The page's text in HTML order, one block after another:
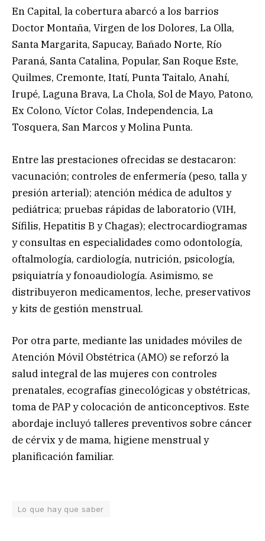
En Capital, la cobertura abarcó a los barrios
Doctor Montaña, Virgen de los Dolores, La Olla,
Santa Margarita, Sapucay, Bañado Norte, Río
Paraná, Santa Catalina, Popular, San Roque Este,
Quilmes, Cremonte, Itatí, Punta Taitalo, Anahí,
Irupé, Laguna Brava, La Chola, Sol de Mayo, Patono,
Ex Colono, Víctor Colas, Independencia, La
Tosquera, San Marcos y Molina Punta.
Entre las prestaciones ofrecidas se destacaron:
vacunación; controles de enfermería (peso, talla y
presión arterial); atención médica de adultos y
pediátrica; pruebas rápidas de laboratorio (VIH,
Sífilis, Hepatitis B y Chagas); electrocardiogramas
y consultas en especialidades como odontología,
oftalmología, cardiología, nutrición, psicología,
psiquiatría y fonoaudiología. Asimismo, se
distribuyeron medicamentos, leche, preservativos
y kits de gestión menstrual.
Por otra parte, mediante las unidades móviles de
Atención Móvil Obstétrica (AMO) se reforzó la
salud integral de las mujeres con controles
prenatales, ecografías ginecológicas y obstétricas,
toma de PAP y colocación de anticonceptivos. Este
abordaje incluyó talleres preventivos sobre cáncer
de cérvix y de mama, higiene menstrual y
planificación familiar.
Lo que hay que saber